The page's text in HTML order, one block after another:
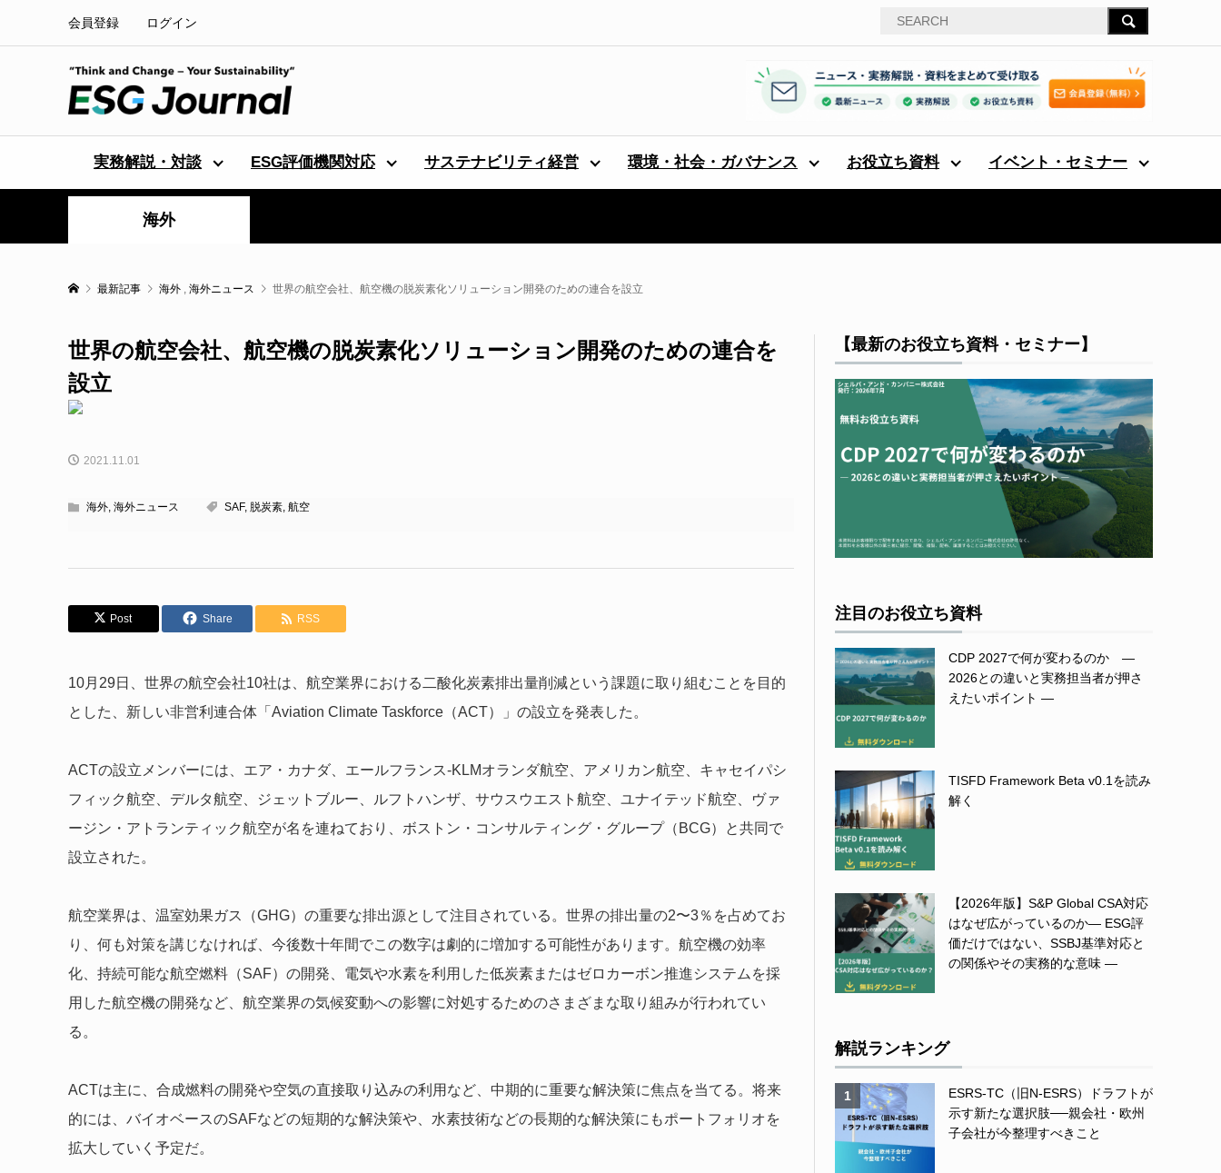
会員登録 ログイン
実務解説・対談 ESG評価機関対応 サステナビリティ経営 環境・社会・ガバナンス お役立ち資料 イベント・セミナー
海外
最新記事 海外 , 海外ニュース 世界の航空会社、航空機の脱炭素化ソリューション開発のための連合を設立
世界の航空会社、航空機の脱炭素化ソリューション開発のための連合を
設立
2021.11.01
海外, 海外ニュース SAF, 脱炭素, 航空
Post Share RSS
10月29日、世界の航空会社10社は、航空業界における二酸化炭素排出量削減という課題に取り組むことを目的
とした、新しい非営利連合体「Aviation Climate Taskforce（ACT）」の設立を発表した。
ACTの設立メンバーには、エア・カナダ、エールフランス-KLMオランダ航空、アメリカン航空、キャセイパシ
フィック航空、デルタ航空、ジェットブルー、ルフトハンザ、サウスウエスト航空、ユナイテッド航空、ヴァ
ージン・アトランティック航空が名を連ねており、ボストン・コンサルティング・グループ（BCG）と共同で
設立された。
航空業界は、温室効果ガス（GHG）の重要な排出源として注目されている。世界の排出量の2〜3％を占めてお
り、何も対策を講じなければ、今後数十年間でこの数字は劇的に増加する可能性があります。航空機の効率
化、持続可能な航空燃料（SAF）の開発、電気や水素を利用した低炭素またはゼロカーボン推進システムを採
用した航空機の開発など、航空業界の気候変動への影響に対処するためのさまざまな取り組みが行われてい
る。
ACTは主に、合成燃料の開発や空気の直接取り込みの利用など、中期的に重要な解決策に焦点を当てる。将来
的には、バイオベースのSAFなどの短期的な解決策や、水素技術などの長期的な解決策にもポートフォリオを
拡大していく予定だ。
【最新のお役立ち資料・セミナー】
注目のお役立ち資料
CDP 2027で何が変わるのか ―
2026との違いと実務担当者が押さ
えたいポイント ―
TISFD Framework Beta v0.1を読み
解く
【2026年版】S&P Global CSA対応
はなぜ広がっているのか― ESG評
価だけではない、SSBJ基準対応と
の関係やその実務的な意味 ―
解説ランキング
1
ESRS-TC（旧N-ESRS）ドラフトが
示す新たな選択肢──親会社・欧州
子会社が今整理すべきこと